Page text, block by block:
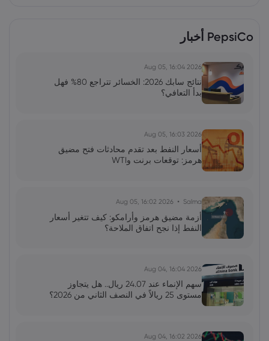
PepsiCo أخبار
2026 Aug 05, 16:04
نتائج سابك 2026: الخسائر تتراجع 80% فهل
بدأ التعافي؟
2026 Aug 05, 16:03
أسعار النفط بعد تقدم محادثات فتح مضيق
هرمز: توقعات برنت وWTI
Salma
2026 Aug 05, 16:02
أزمة مضيق هرمز وأرامكو: كيف تتغير أسعار
النفط إذا نجح اتفاق الملاحة؟
2026 Aug 04, 16:04
سهم الإنماء عند 24.07 ريال.. هل يتجاوز
مستوى 25 ريالاً في النصف الثاني من 2026؟
2026 Aug 04, 16:02